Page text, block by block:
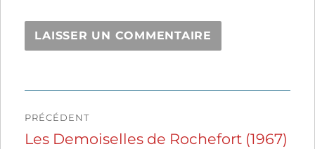
de
PRÉCÉDENT
Publication
Les Demoiselles de Rochefort (1967)